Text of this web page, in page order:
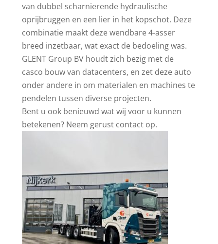
van dubbel scharnierende hydraulische
oprijbruggen en een lier in het kopschot. Deze
combinatie maakt deze wendbare 4-asser
breed inzetbaar, wat exact de bedoeling was.
GLENT Group BV houdt zich bezig met de
casco bouw van datacenters, en zet deze auto
onder andere in om materialen en machines te
pendelen tussen diverse projecten.
Bent u ook benieuwd wat wij voor u kunnen
betekenen? Neem gerust contact op.